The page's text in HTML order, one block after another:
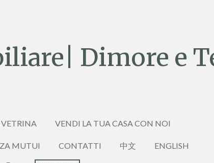
Dimore e
VENDI LA TUA CASA CON NOI
MUTUI CONTATTI 中文 ENGLISH